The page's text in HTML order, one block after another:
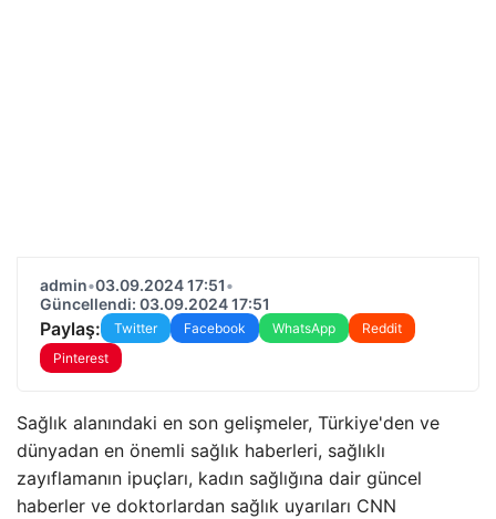
admin•03.09.2024 17:51•
Güncellendi: 03.09.2024 17:51
Paylaş: Twitter Facebook WhatsApp
Reddit
Pinterest
Sağlık alanındaki en son gelişmeler, Türkiye'den ve
dünyadan en önemli sağlık haberleri, sağlıklı
zayıflamanın ipuçları, kadın sağlığına dair güncel
haberler ve doktorlardan sağlık uyarıları CNN